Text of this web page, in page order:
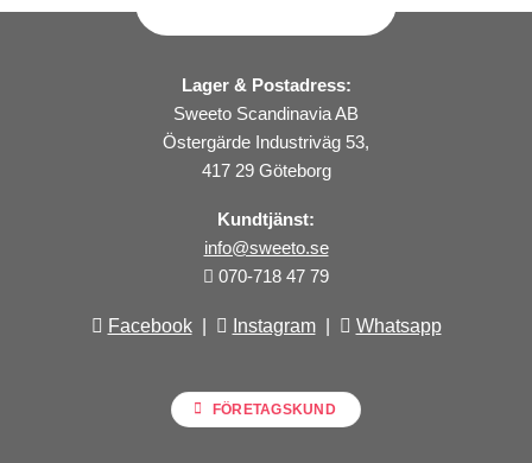
Lager & Postadress:
Sweeto Scandinavia AB
Östergärde Industriväg 53,
417 29 Göteborg
Kundtjänst:
info@sweeto.se
070-718 47 79
Facebook| Instagram| Whatsapp
FÖRETAGSKUND